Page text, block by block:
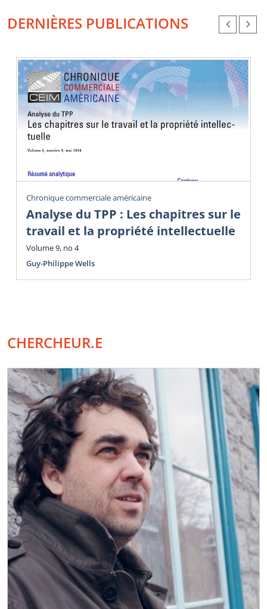
DERNIÈRES PUBLICATIONS
Chronique commerciale américaine
Analyse du TPP : Les chapitres sur le
travail et la propriété intellectuelle
Volume 9, no 4
Guy-Philippe Wells
CHERCHEUR.E